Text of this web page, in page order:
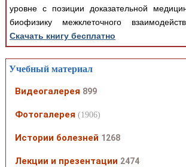
уровне с позиции доказательной
биофизику межклеточного
Скачать книгу бесплатно
Учебный материал
Видеогалерея 899
Фотогалерея (1906)
Истории болезней 1268
Лекции и презентации 2474